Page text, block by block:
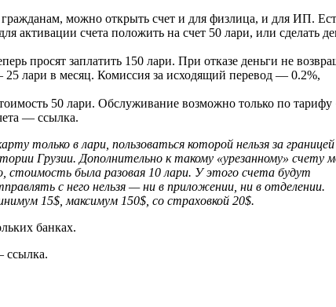
можно открыть счет и для физлица, и для ИП.
активации счета положить на счет 50 лари, или сделать
просят заплатить 150 лари. При отказе деньги не
лари в месяц. Комиссия за исходящий перевод — 0.2%,
50 лари. Обслуживание возможно только по тарифу
— ссылка.
только в лари, пользоваться которой нельзя за границей
Грузии. Дополнительно к такому «урезанному» счету
стоимость была разовая 10 лари. У этого счета будут
с него нельзя — ни в приложении, ни в отделении.
15$, максимум 150$, со страховкой 20$.
банках.
ссылка.